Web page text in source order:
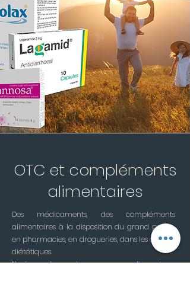
OTC et compléments
alimentaires
Des médicaments, des compléments
alimentaires à la disposition du grand public,
en pharmacies, en drogueries, dans les centres
diététiques
Naviguez dans notre gamme en cliquant sur